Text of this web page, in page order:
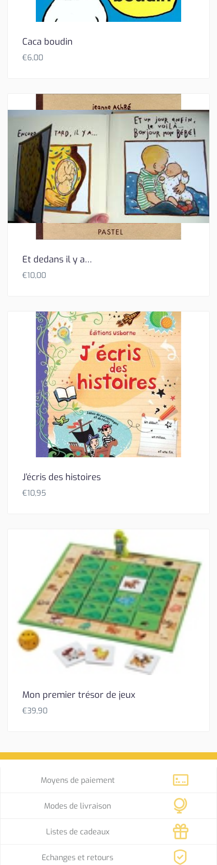
Caca boudin
€6,00
Et dedans il y a…
€10,00
J’écris des histoires
€10,95
Mon premier trésor de jeux
€39,90
Moyens de paiement
Modes de livraison
Listes de cadeaux
Echanges et retours